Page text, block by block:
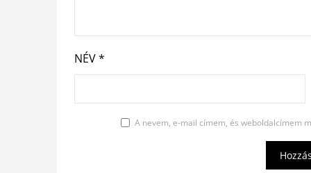
NÉV*
A nevem, e-mail címem, és weboldalcímem